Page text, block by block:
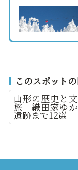
このスポット
山形の歴史と
旅｜織田家ゆ
遺跡まで12選